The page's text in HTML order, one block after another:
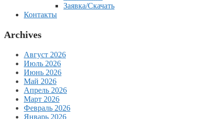
Заявка/Скачать
Контакты
Archives
Август 2026
Июль 2026
Июнь 2026
Май 2026
Апрель 2026
Март 2026
Февраль 2026
Январь 2026